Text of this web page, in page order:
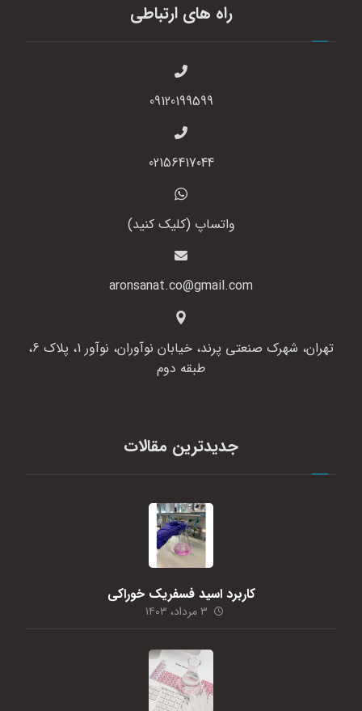
راه های ارتباطی
09120199599
02156417044
واتساپ (کلیک کنید)
aronsanat.co@gmail.com
تهران، شهرک صنعتی پرند، خیابان نوآوران، نوآور 1، پلاک 6،
طبقه دوم
جدیدترین مقالات
کاربرد اسید فسفریک خوراکی
۳ مرداد، ۱۴۰۳